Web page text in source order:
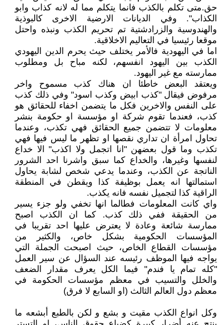
حق.متى تكلم بالكذب فانما يتكلم مما له لانه كذاب وابو
الكذاب". وفي الديانات الارضية الاخرى كالبوذية
والهندوسية والزرادشتية تم تحريم الكذب ونبذه واحتل
موقعا رئيسيا في التعاليم الاخلاقية.
اما في اليهودية فالأمر يختلف حيث يحرم الدين اليهودي
الكذب بين اليهود انفسهم، لكنه مباح بل ومطلوب
ممارسته مع غير اليهود.
ويعتقد البعض خاطئا ان هناك كذب مسموح واخر
مرفوض فيقال "كذب ابيض وكذب اسود" وفي ذلك كذب
على النفس والاخرين فكل ما يتضمن اخفاء للحقائق هو
كذب، فعندما تقوم شركة او مؤسسة او حكومة بنشر
معلومات لا تتضمن جميع الحقائق فهي تكذب، وعندما
تحاول امرأة ان تداري نقصها او تظهر ما ليس فيها فهي
تكذب وما قول بعضهن "انا اتجمل ولا اكذب" الا خداع
لنفسها وغيرها، والخداع كما سبق واشرنا احد الشرور
الناتجة عن الكذب، وعندما يدعي شخص لشابة يحاول
استمالتها انه يعمل بوظيفة كذا ويقطن في المنطقة
الراقية كذا لتجميل نفسه فانه يكذب.
واي كانت المعلومات فطالما انها تخفي ولو جزء يسير
من الحقيقة ففي ذلك كذب. كما ان الكذب اصبح
ممارسة شائعة وعادة لا يعترض عليها احد تقريبا في
المؤسسات الحكومية بشكل خاص، والكثير من
مؤسسات القطاع الخاص، حيث اصبحت الجملة التي
يواجه فيها الموظف رئيسه عند السؤال عن سير العمل
"كله تمام يا فندم" فيما الكل يعرف مقدار الضعف
والخلل والتسيب في معظم مؤسسات الحكومة في
معظم دول العالم الثالث (او السابع لا فرق)
وكل انواع الكذب مقيت و بشع و لكن بالطبع أبشعه ما